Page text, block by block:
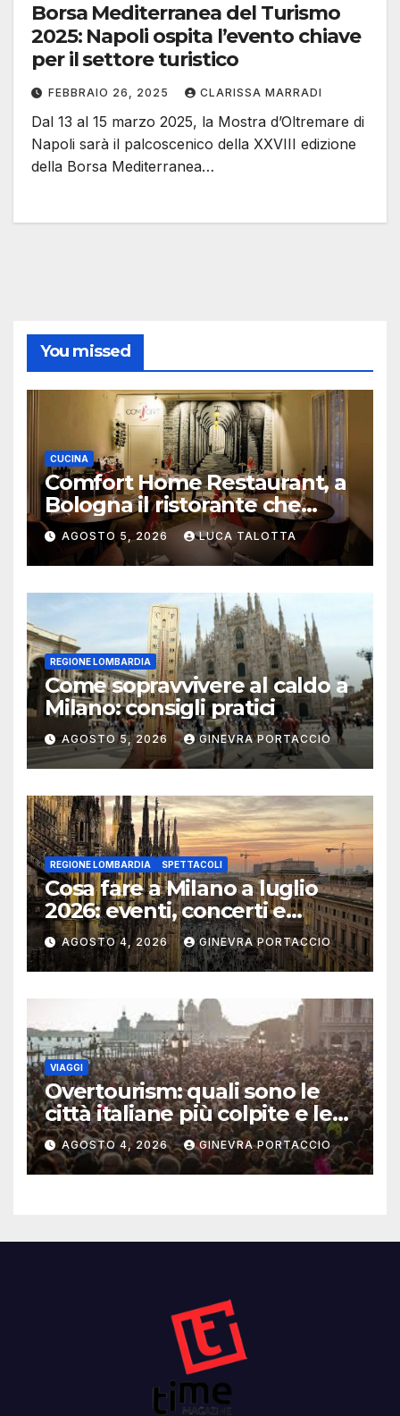
Borsa Mediterranea del Turismo
2025: Napoli ospita l’evento chiave
per il settore turistico
FEBBRAIO 26, 2025 CLARISSA MARRADI
Dal 13 al 15 marzo 2025, la Mostra d’Oltremare di
Napoli sarà il palcoscenico della XXVIII edizione
della Borsa Mediterranea…
You missed
CUCINA
Comfort Home Restaurant, a
Bologna il ristorante che
trasforma l’ospitalità in
un’esperienza di casa
AGOSTO 5, 2026 LUCA TALOTTA
REGIONE LOMBARDIA
Come sopravvivere al caldo a
Milano: consigli pratici
AGOSTO 5, 2026 GINEVRA PORTACCIO
REGIONE LOMBARDIA SPETTACOLI
Cosa fare a Milano a luglio
2026: eventi, concerti e
mostre
AGOSTO 4, 2026 GINEVRA PORTACCIO
VIAGGI
Overtourism: quali sono le
città italiane più colpite e le
alternative da scegliere
AGOSTO 4, 2026 GINEVRA PORTACCIO